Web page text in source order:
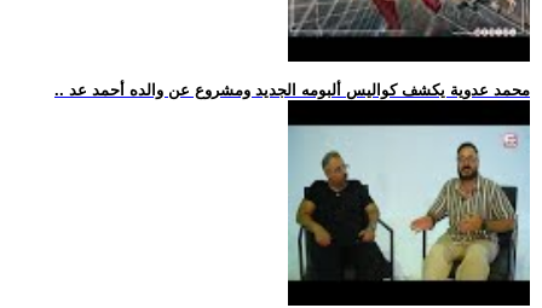
.. محمد عدوية يكشف كواليس ألبومه الجديد ومشروع عن والده أحمد عد